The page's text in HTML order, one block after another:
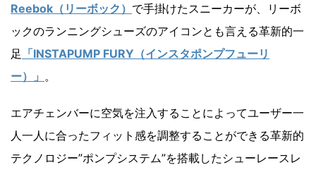
Reebok（リーボック） で手掛けたスニーカーが、リーボ
ックのランニングシューズのアイコンとも言える革新的一
足 「INSTAPUMP FURY（インスタポンプフューリ
ー）」 。
エアチェンバーに空気を注入することによってユーザー一
人一人に合ったフィット感を調整することができる革新的
テクノロジー”ポンプシステム”を搭載したシューレースレ